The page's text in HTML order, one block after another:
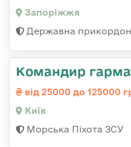
Запоріжжя
Державна
Командиp
від 25000 до 125000
Київ
Морська Піхота ЗСУ